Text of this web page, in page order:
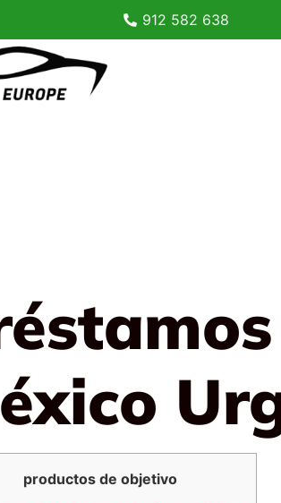
912 582 638
productos de objetivo